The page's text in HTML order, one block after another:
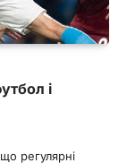
і
регулярні